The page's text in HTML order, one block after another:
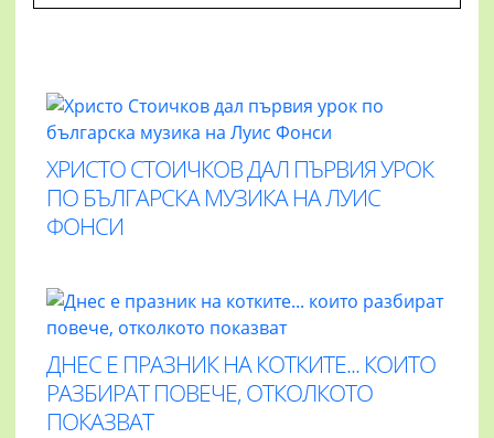
ХРИСТО СТОИЧКОВ ДАЛ ПЪРВИЯ УРОК
ПО БЪЛГАРСКА МУЗИКА НА ЛУИС
ФОНСИ
ДНЕС Е ПРАЗНИК НА КОТКИТЕ... КОИТО
РАЗБИРАТ ПОВЕЧЕ, ОТКОЛКОТО
ПОКАЗВАТ